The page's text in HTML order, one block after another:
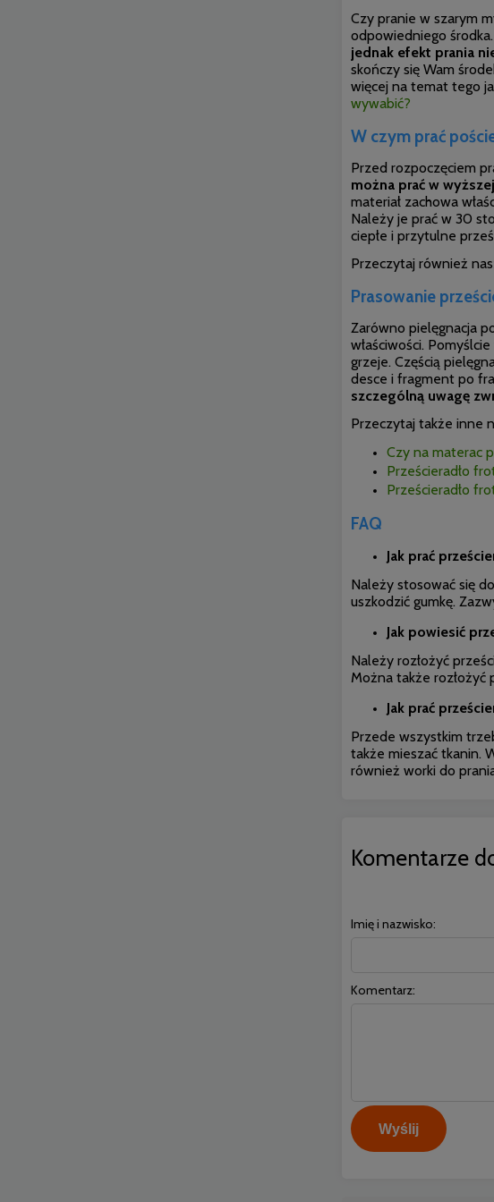
Czy pranie w szarym
odpowiedniego
jednak efekt prania
skończy się Wam
więcej na temat tego
wywabić?
W czym prać
Przed rozpoczęciem
można prać w
materiał zachowa
Należy je prać w 30
ciepłe i przytulne
Przeczytaj również
Prasowanie
Zarówno pielęgnacja
właściwości.
grzeje. Częścią
desce i fragment po
szczególną uwagę
Przeczytaj także inne
Czy na materac
Prześcieradło
Prześcieradło
FAQ
Jak prać
Należy stosować się
uszkodzić gumkę.
Jak powiesić
Należy rozłożyć
Można także rozłożyć
Jak prać
Przede wszystkim
także mieszać tkanin.
również worki do
Komentarze
Imię i nazwisko:
Komentarz:
Wyślij